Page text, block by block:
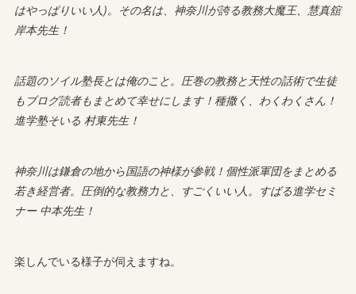
はやっぱりいい人)。その名は、神奈川が誇る教務大魔王、慧真舘
岸本先生！
話題のソイル塾長とは俺のこと。圧巻の教務と天性の話術で生徒
もブログ読者もまとめて幸せにします！種撒く、わくわくさん！
進学塾そいる 村東先生！
神奈川は鎌倉の地から国語の神様が参戦！個性派軍団をまとめる
若き経営者。圧倒的な教務力と、すごくいい人。すばる進学セミ
ナー 中本先生！
楽しんでいる様子が伺えますね。